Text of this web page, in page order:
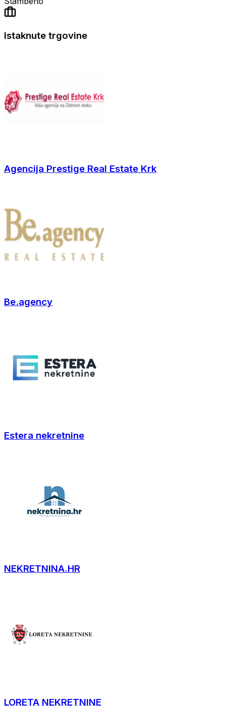
Istaknute trgovine
Agencija Prestige Real Estate Krk
Be.agency
Estera nekretnine
NEKRETNINA.HR
LORETA NEKRETNINE